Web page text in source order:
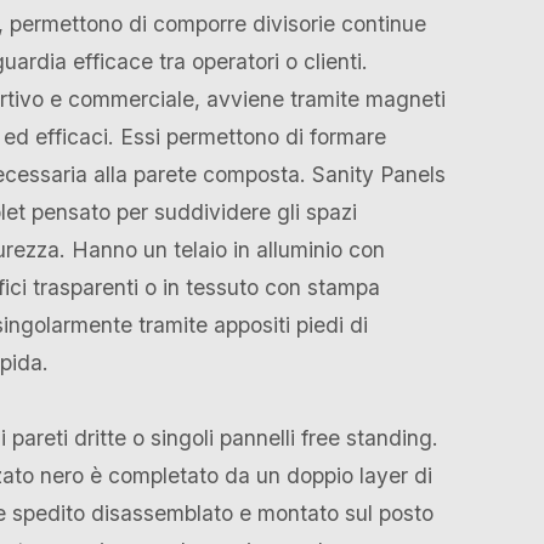
di comporre divisorie continue
efficace tra operatori o clienti.
e commerciale, avviene tramite magneti
efficaci. Essi permettono di formare
alla parete composta. Sanity Panels
pensato per suddividere gli spazi
Hanno un telaio in alluminio con
trasparenti o in tessuto con stampa
tramite appositi piedi di
dritte o singoli pannelli free standing.
nero è completato da un doppio layer di
disassemblato e montato sul posto